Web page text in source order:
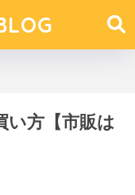
い方【市販は